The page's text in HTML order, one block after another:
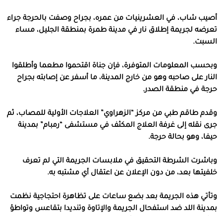
أصيب شاب، في العشرينيات من عمره، بجراح وصفت بالحرجة جراء
تعرضه لجريمة إطلاق نار في مدينة طمرة بمنطقة الجليل، مساء
السبت.
وبحسب المعلومات المتوفرة، فإن جناة اقتحموا مطعما وأطلقوا
النار على صاحبه وهو من خارج المدينة، ما أسفر عن إصابته بجراح
حرجة في منطقة الصدر.
وقدم طاقم طبي من مركز “الزهراوي” العلاجات الأولية للمصاب، ثم
جرى نقله إلى غرفة العلاج المكثف في مستشفى “رمبام” بمدينة
حيفا، وهو بحالة حرجة.
وباشرت الشرطة التحقيق في ملابسات الجريمة التي لم تعرف
خلفيتها بعد، من دون الإعلان عن اعتقال أي مشتبه به.
وتأتي هذه الجريمة بعد بضع ساعات على تظاهرة احتجاجية نظمت
بمدينة اللد ضد استفحال الجريمة والإتاوة وتنديدا بتقاعس وتواطؤ